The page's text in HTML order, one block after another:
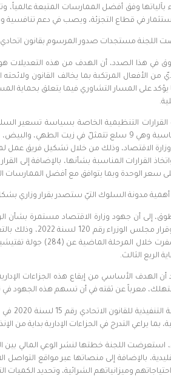
بآلياتها وفق أفضل الممارسات المتبعة
في قطاع التجزئة، ويصب في دعم تنافسية
بقانون اتحادي رقم (5) لسنة 2023، بتعديل بعض أحكام القانون الاتحادي رقم (15) لسنة 2020 في شأن
في هذا الصدد، أن الهدف من هذه التعديلات
لأيّ من الأفعال المرتكبة بما يخالف القانون
يؤكد على المسار التشاوري فيما يتعلق بحماية
الاستهلاكية الأساسية وهي 9 سلع تتمثلّ في
الاقتصاد، وذلك من خلال تشكيل فريق عمل
واتخاذ القرارات المناسبة بشأنها، بالإضافة
على سعر الوحدة وبما يتوافق مع أفضل
أهمية مدونة السلوك التيّ ستصدر بقرار وزاري
إلى أن جهود وزارة الاقتصاد مستمرة بشأن
ولائحته
أن الهدف الأساسي من إيقاع هذه الجزاءات
معرباً عن ثقته في أن تسهم هذه الجهود في
التدرج في الجزاءات الإدارية بداية من الإنذار إلى الشطب من السجل
اللجنة خطتها لنشر الوعي المالي بين
بالإضافة إلى منصاتها عبر مواقع
وميزانياتهم الشرائية، وتحديد